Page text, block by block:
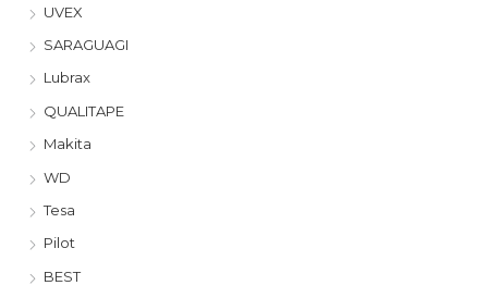
UVEX
SARAGUAGI
Lubrax
QUALITAPE
Makita
WD
Tesa
Pilot
BEST